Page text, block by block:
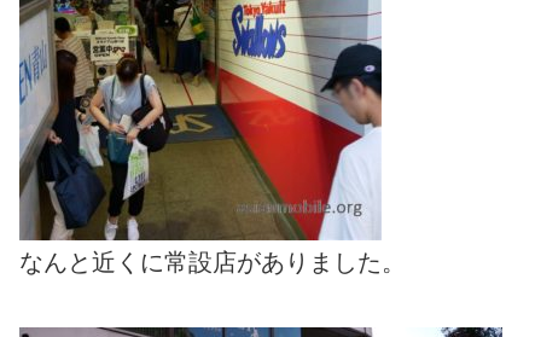
なんと近くに常設店がありました。